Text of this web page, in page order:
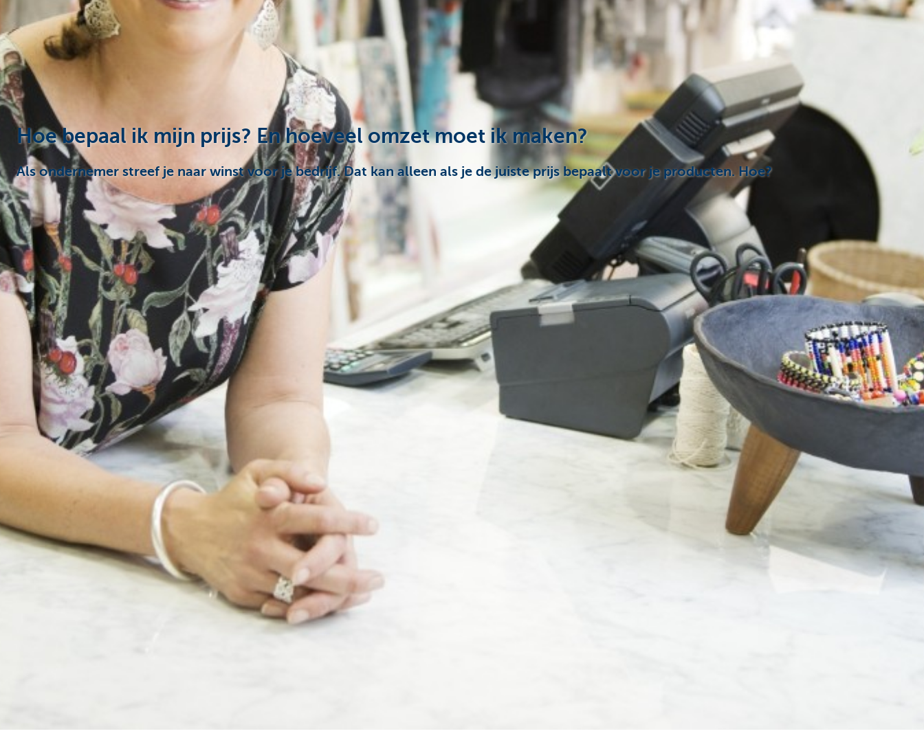
Hoe bepaal ik mijn prijs? En hoeveel omzet moet ik maken?
Als ondernemer streef je naar winst voor je bedrijf. Dat kan alleen als je de juiste prijs bepaalt voor je producten. Hoe?